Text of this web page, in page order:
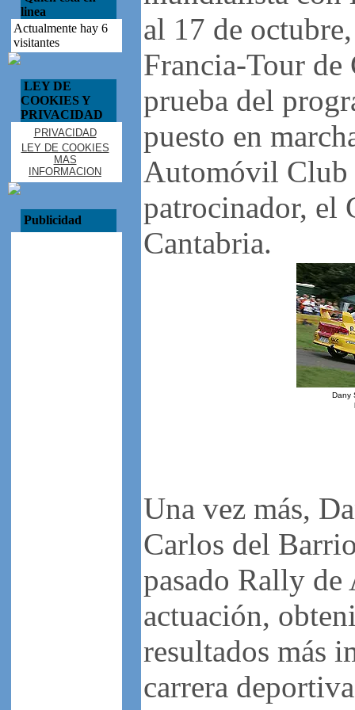
linea
Actualmente hay 6
visitantes
LEY DE
COOKIES Y
PRIVACIDAD
PRIVACIDAD
LEY DE COOKIES
MAS
INFORMACION
Publicidad
al 17 de
Francia-Tour de
prueba del
puesto en
Automóvil Club
patrocinador, el
Cantabria.
Dany
Una vez más,
Carlos del
pasado Rally de
actuación,
resultados más
carrera